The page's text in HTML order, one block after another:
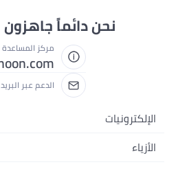
نحن دائماً
مركز المساعدة
الدعم عبر
الإلكترونيات
الجوالات
الأزياء